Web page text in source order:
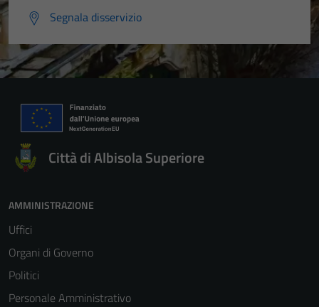
Segnala disservizio
Città di Albisola Superiore
AMMINISTRAZIONE
Uffici
Organi di Governo
Politici
Personale Amministrativo
per il